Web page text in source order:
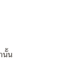
นั้น